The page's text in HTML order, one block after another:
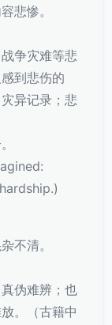
悲惨。
争灾难等悲
到悲伤的
异记录；悲
不清。
伪难辨；也
。（古籍中